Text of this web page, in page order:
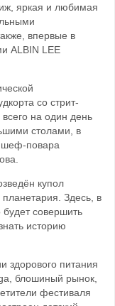
яркая и любимая
впервые в
ALBIN LEE
со стрит-
на один день
столами, в
шеф-повара
купол
Здесь, в
совершить
историю
здорового питания
блошиный рынок,
фестиваля